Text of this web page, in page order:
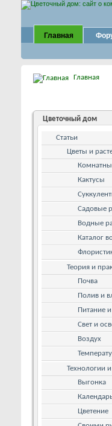
Главная
Главная
Цветочный дом
Статьи
Цветы и
Кактусы
Садовые
Водные
Каталог
Теория и
Почва
Полив и
Питание
Свет и
Воздух
Технологии
Выгонка
Цветение